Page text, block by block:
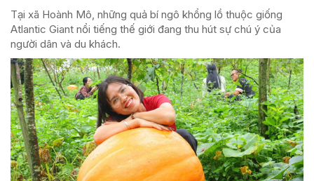
Tại xã Hoành Mô, những quả bí ngô khổng lồ thuộc giống
Atlantic Giant nổi tiếng thế giới đang thu hút sự chú ý của
người dân và du khách.